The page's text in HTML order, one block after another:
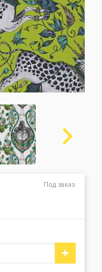
звонок
Под заказ
+